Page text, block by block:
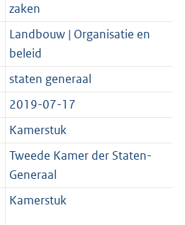
zaken
Landbouw | Organisatie en
beleid
staten generaal
2019-07-17
Kamerstuk
Tweede Kamer der Staten-
Generaal
Kamerstuk